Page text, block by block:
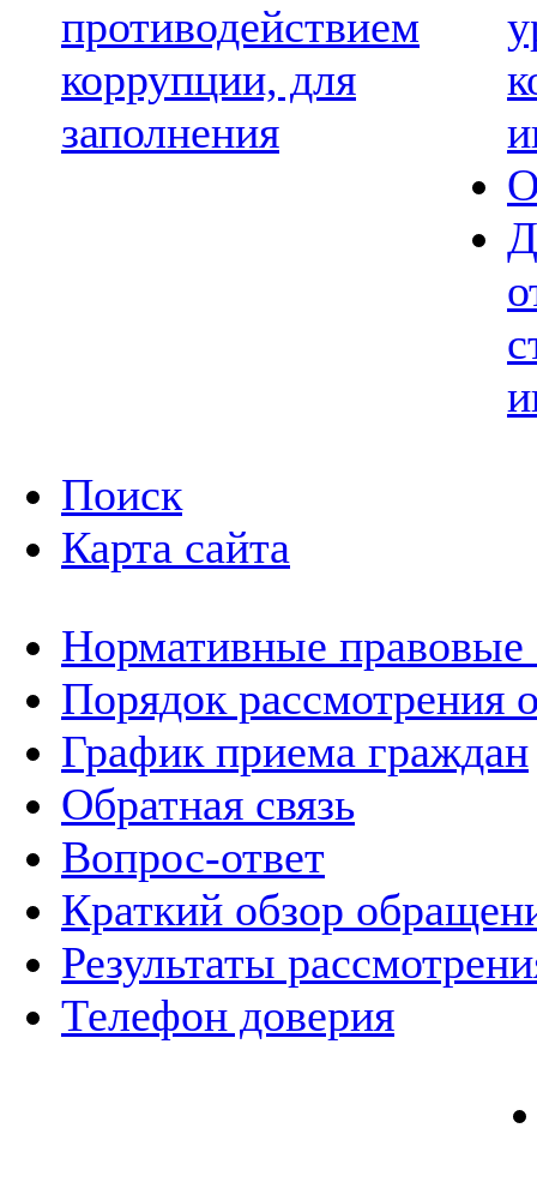
противодействием
коррупции, для
заполнения
Поиск
Карта сайта
Нормативные правовые
Порядок рассмотрения
График приема граждан
Обратная связь
Вопрос-ответ
Краткий обзор
Результаты
Телефон доверия